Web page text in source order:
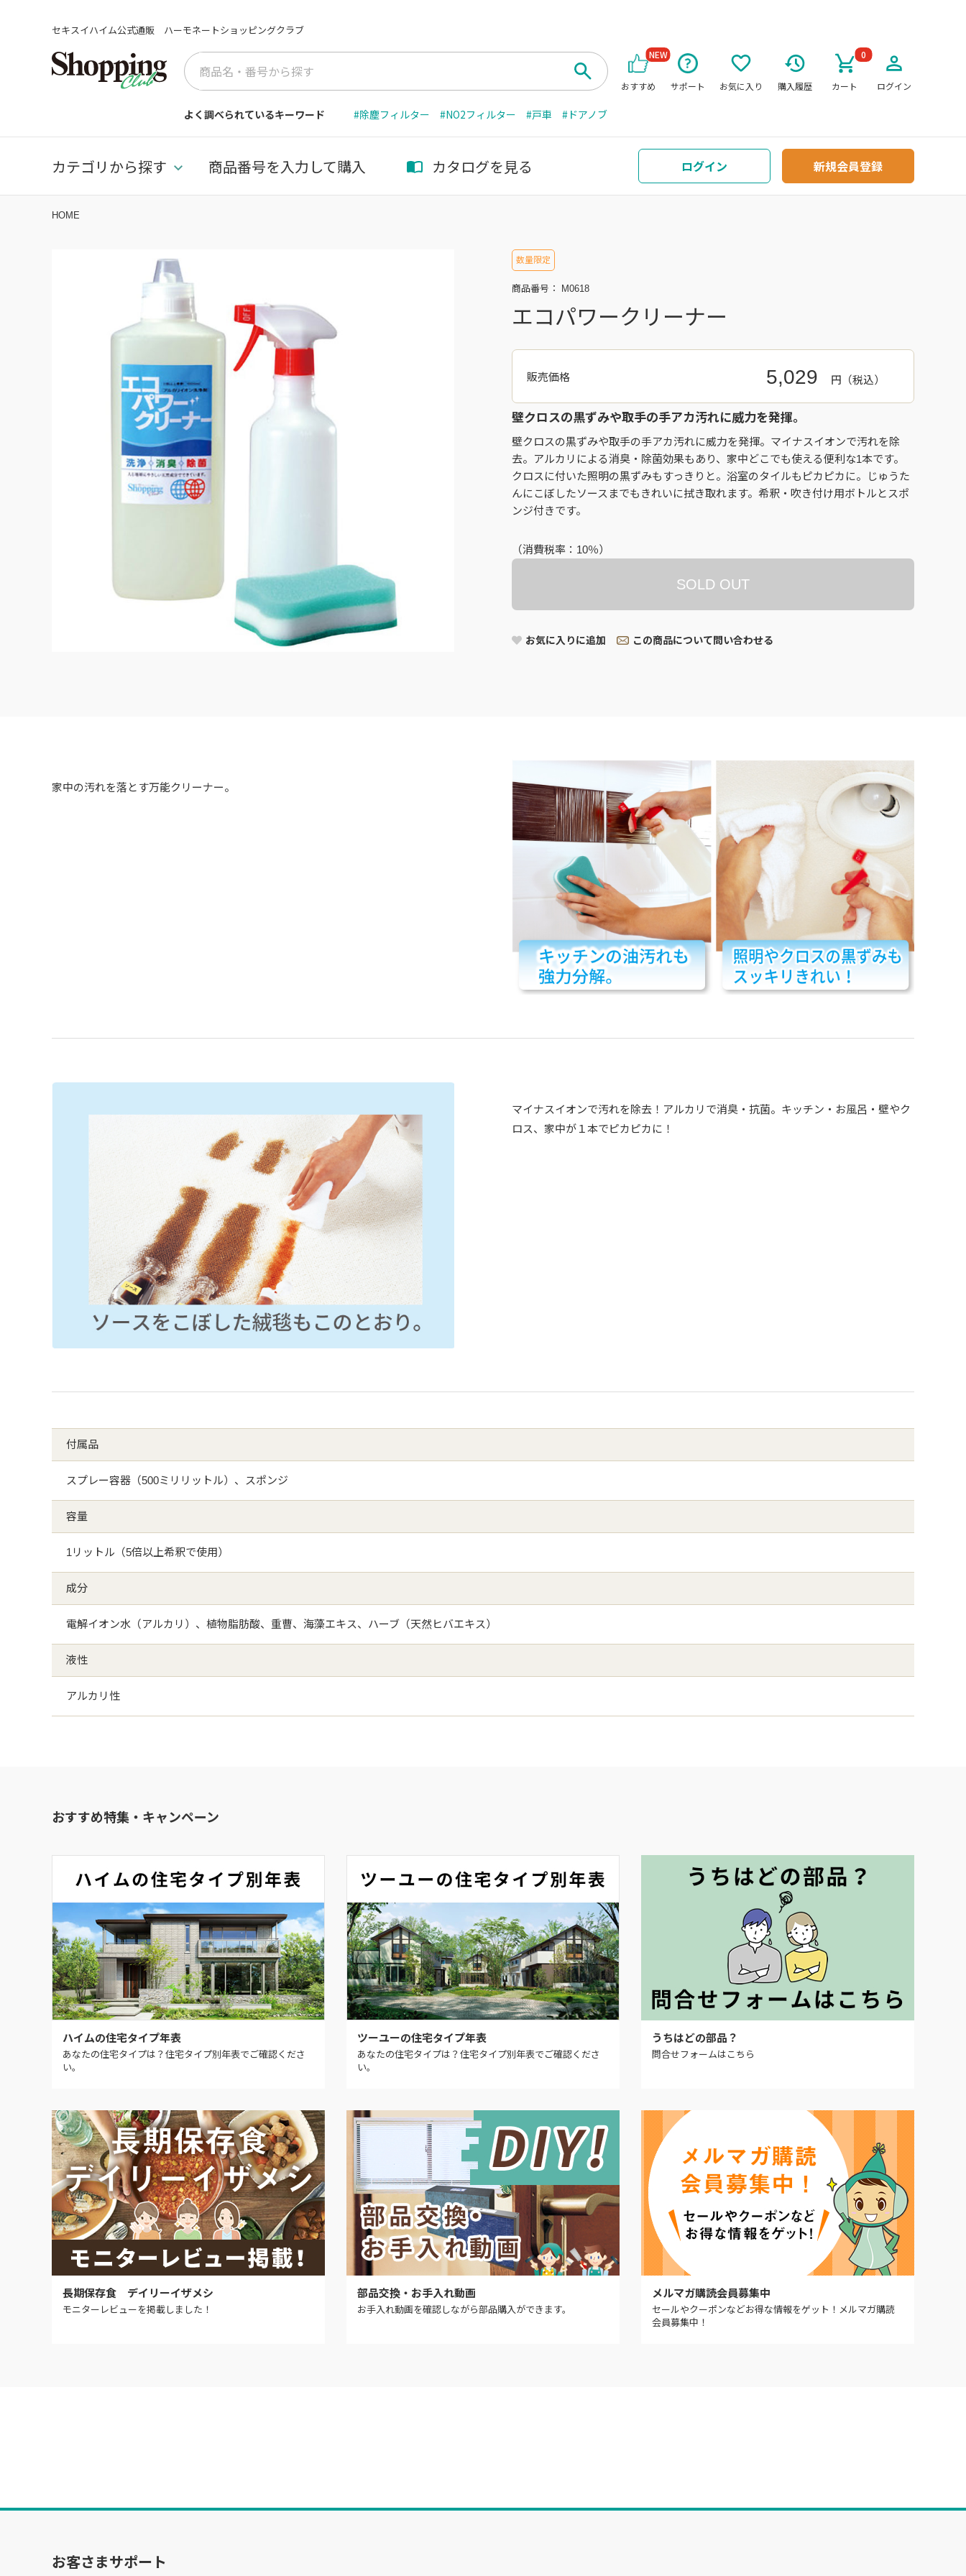
セキスイハイム公式通販 ハーモネートショッピングクラブ
おすすめ
NEW
サポート お気に入り 購入履歴 カート
0
ログイン
よく調べられているキーワード #除塵フィルター #NO2フィルター #戸車 #ドアノブ
カテゴリから探す 商品番号を入力して購入 カタログを見る ログイン 新規会員登録
HOME
数量限定
商品番号： M0618
エコパワークリーナー
販売価格 5,029 円
壁クロスの黒ずみや取手の手アカ汚れに威力を発揮。
壁クロスの黒ずみや取手の手アカ汚れに威力を発揮。マイナスイオンで汚れを除
去。アルカリによる消臭・除菌効果もあり、家中どこでも使える便利な1本です。
クロスに付いた照明の黒ずみもすっきりと。浴室のタイルもピカピカに。じゅうた
んにこぼしたソースまでもきれいに拭き取れます。希釈・吹き付け用ボトルとスポ
ンジ付きです。
（消費税率： 10％）
SOLD OUT
お気に入りに追加 この商品について問い合わせる
家中の汚れを落とす万能クリーナー。
マイナスイオンで汚れを除去！アルカリで消臭・抗菌。キッチン・お風呂・壁やク
ロス、家中が１本でピカピカに！
付属品
スプレー容器（500ミリリットル）、スポンジ
容量
1リットル（5倍以上希釈で使用）
成分
電解イオン水（アルカリ）、植物脂肪酸、重曹、海藻エキス、ハーブ（天然ヒバエキス）
液性
アルカリ性
おすすめ特集・キャンペーン
ハイムの住宅タイプ年表
あなたの住宅タイプは？住宅タイプ別年表でご確認くださ
い。
ツーユーの住宅タイプ年表
あなたの住宅タイプは？住宅タイプ別年表でご確認くださ
い。
うちはどの部品？
問合せフォームはこちら
長期保存食 デイリーイザメシ
モニターレビューを掲載しました！
部品交換・お手入れ動画
お手入れ動画を確認しながら部品購入ができます。
メルマガ購読会員募集中
セールやクーポンなどお得な情報をゲット！メルマガ購読
会員募集中！
お客さまサポート